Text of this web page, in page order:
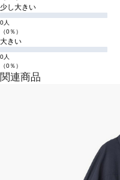
少し大きい
0人
（0％）
大きい
0人
（0％）
関連商品